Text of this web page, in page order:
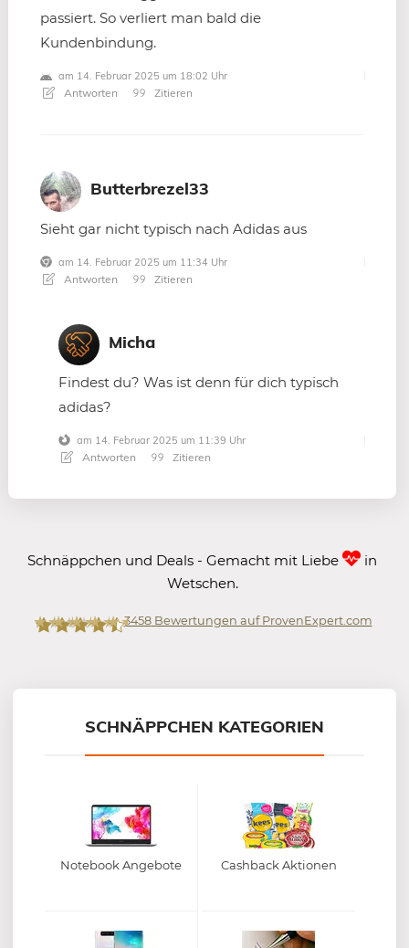
passiert. So verliert man bald die
Kundenbindung.
am 14. Februar 2025 um 18:02 Uhr
Antworten Zitieren
Butterbrezel33
Sieht gar nicht typisch nach Adidas aus
am 14. Februar 2025 um 11:34 Uhr
Antworten Zitieren
Micha
Findest du? Was ist denn für dich typisch
adidas?
am 14. Februar 2025 um 11:39 Uhr
Antworten Zitieren
Schnäppchen und Deals - Gemacht mit Liebe
in
Wetschen.
3458Bewertungen auf ProvenExpert.com
SCHNÄPPCHEN KATEGORIEN
Notebook Angebote Cashback Aktionen